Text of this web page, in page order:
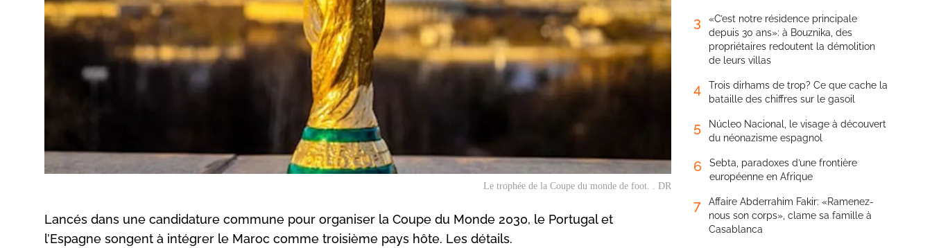
Le trophée de la Coupe du monde de foot. . DR
Lancés dans une candidature commune pour organiser la Coupe du Monde 2030, le Portugal et
l’Espagne songent à intégrer le Maroc comme troisième pays hôte. Les détails.
3
«C’est notre résidence principale
depuis 30 ans»: à Bouznika, des
propriétaires redoutent la démolition
de leurs villas
4
Trois dirhams de trop? Ce que cache la
bataille des chiffres sur le gasoil
5
Núcleo Nacional, le visage à découvert
du néonazisme espagnol
6
Sebta, paradoxes d’une frontière
européenne en Afrique
7
Affaire Abderrahim Fakir: «Ramenez-
nous son corps», clame sa famille à
Casablanca